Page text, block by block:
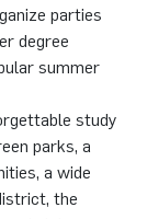
parties
degree
summer
study
parks, a
a wide
the